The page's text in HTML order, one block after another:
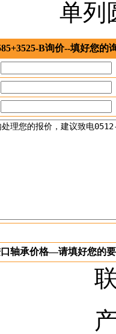
单列
B询价--填好您的
轴承价格—请填好您的